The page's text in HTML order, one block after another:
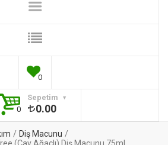
0
Sepetim
0
0.00
Diş Macunu